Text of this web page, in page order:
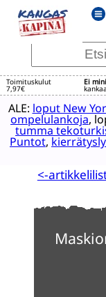
Toimituskulut
7,97€
Ei
ALE: loput New
ompelulankoja,
tumma
Puntot,
<-